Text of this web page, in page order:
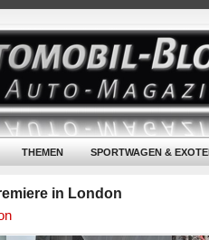
THEMEN SPORTWAGEN &
in London